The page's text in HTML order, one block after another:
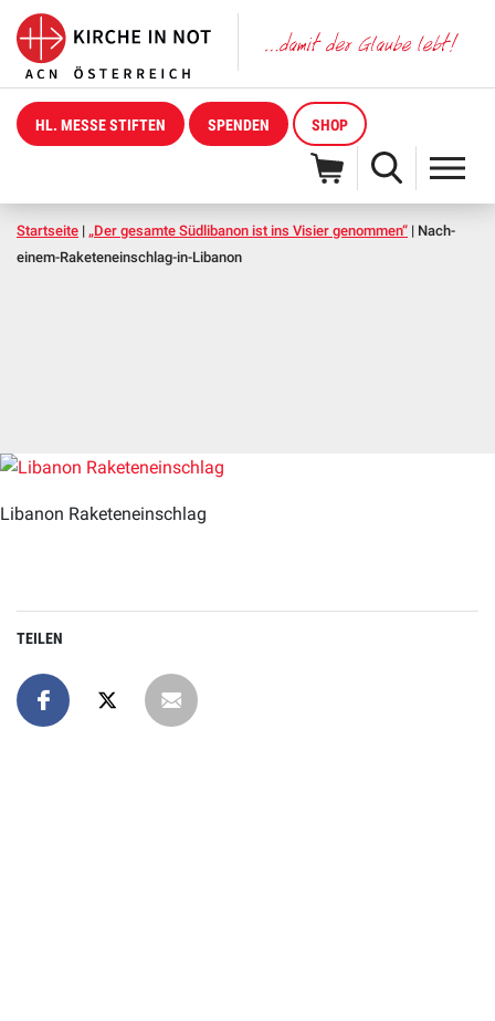
HL. MESSE STIFTEN SPENDEN SHOP
Startseite | „Der gesamte Südlibanon ist ins Visier genommen“ | Nach-
einem-Raketeneinschlag-in-Libanon
Libanon Raketeneinschlag
TEILEN